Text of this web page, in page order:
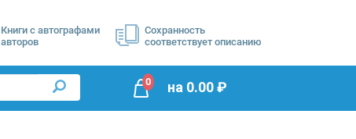
Книги с автографами
авторов
Сохранность
соответствует описанию
0 на 0.00₽